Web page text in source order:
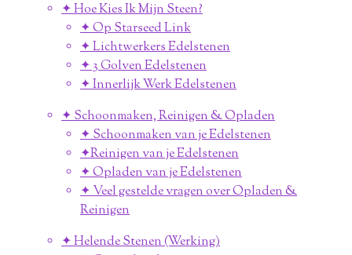
✦ Hoe Kies Ik Mijn Steen?
✦ Op Starseed Link
✦ Lichtwerkers Edelstenen
✦ 3 Golven Edelstenen
✦ Innerlijk Werk Edelstenen
✦ Schoonmaken, Reinigen & Opladen
✦ Schoonmaken van je Edelstenen
✦Reinigen van je Edelstenen
✦ Opladen van je Edelstenen
✦ Veel gestelde vragen over Opladen &
Reinigen
✦ Helende Stenen (Werking)